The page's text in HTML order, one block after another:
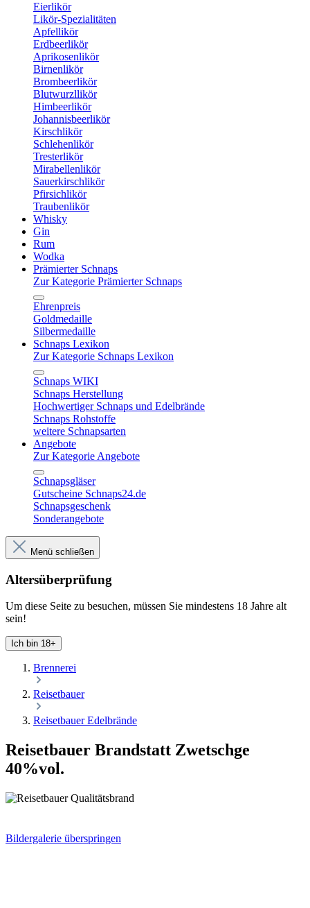
Eierlikör
Likör-Spezialitäten
Apfellikör
Erdbeerlikör
Aprikosenlikör
Birnenlikör
Brombeerlikör
Blutwurzllikör
Himbeerlikör
Johannisbeerlikör
Kirschlikör
Schlehenlikör
Tresterlikör
Mirabellenlikör
Sauerkirschlikör
Pfirsichlikör
Traubenlikör
Whisky
Gin
Rum
Wodka
Prämierter Schnaps
Zur Kategorie Prämierter Schnaps
Ehrenpreis
Goldmedaille
Silbermedaille
Schnaps Lexikon
Zur Kategorie Schnaps Lexikon
Schnaps WIKI
Schnaps Herstellung
Hochwertiger Schnaps und Edelbrände
Schnaps Rohstoffe
weitere Schnapsarten
Angebote
Zur Kategorie Angebote
Schnapsgläser
Gutscheine Schnaps24.de
Schnapsgeschenk
Sonderangebote
Menü schließen
Altersüberprüfung
Um diese Seite zu besuchen, müssen Sie mindestens 18 Jahre alt
sein!
Ich bin 18+
Brennerei
Reisetbauer
Reisetbauer Edelbrände
Reisetbauer Brandstatt Zwetschge
40%vol.
Bildergalerie überspringen